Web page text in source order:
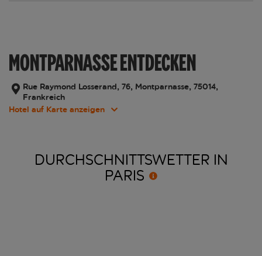
MONTPARNASSE ENTDECKEN
Rue Raymond Losserand, 76, Montparnasse, 75014,
Frankreich
Hotel auf Karte anzeigen
DURCHSCHNITTSWETTER IN
PARIS